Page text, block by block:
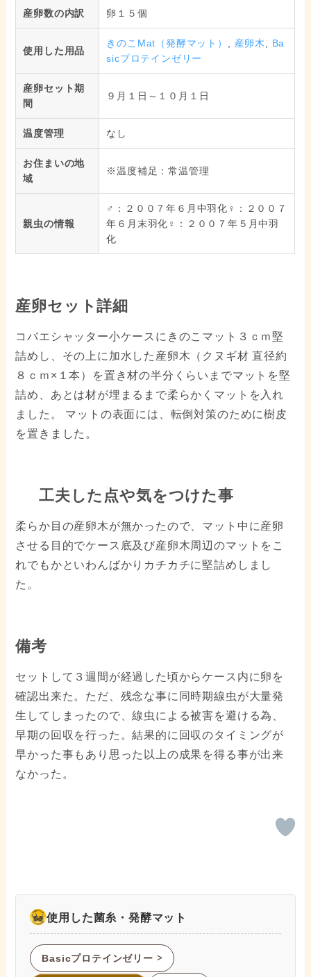
産卵数の内訳 卵１５個
使用した用品
きのこMat（発酵マット） , 産卵木, Ba
sicプロテインゼリー
産卵セット期
間
９月１日～１０月１日
温度管理 なし
お住まいの地
域
※温度補足：常温管理
親虫の情報
♂：２００７年６月中羽化♀：２００７
年６月末羽化♀：２００７年５月中羽
化
産卵セット詳細
コバエシャッター小ケースにきのこマット３ｃｍ堅
詰めし、その上に加水した産卵木（クヌギ材 直径約
８ｃｍ×１本）を置き材の半分くらいまでマットを堅
詰め、あとは材が埋まるまで柔らかくマットを入れ
ました。 マットの表面には、転倒対策のために樹皮
を置きました。
工夫した点や気をつけた事
柔らか目の産卵木が無かったので、マット中に産卵
させる目的でケース底及び産卵木周辺のマットをこ
れでもかといわんばかりカチカチに堅詰めしまし
た。
備考
セットして３週間が経過した頃からケース内に卵を
確認出来た。ただ、残念な事に同時期線虫が大量発
生してしまったので、線虫による被害を避ける為、
早期の回収を行った。結果的に回収のタイミングが
早かった事もあり思った以上の成果を得る事が出来
なかった。
使用した菌糸・発酵マット
Basicプロテインゼリー ᐳ